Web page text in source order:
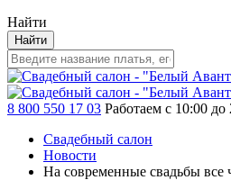
Найти
Найти
8 800 550 17 03 Работаем с 10:00 до
Свадебный салон
Новости
На современные свадьбы все